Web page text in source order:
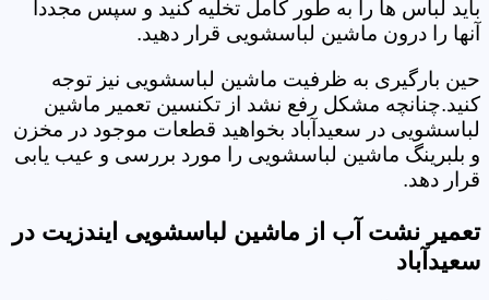
باید لباس ها را به طور کامل تخلیه کنید و سپس مجددا
آنها را درون ماشین لباسشویی قرار دهید.
حین بارگیری به ظرفیت ماشین لباسشویی نیز توجه
کنید.چنانچه مشکل رفع نشد از تکنسین تعمیر ماشین
لباسشویی در سعیدآباد بخواهید قطعات موجود در مخزن
و بلبرینگ ماشین لباسشویی را مورد بررسی و عیب یابی
قرار دهد.
تعمیر نشت آب از ماشین لباسشویی ایندزیت در
سعیدآباد